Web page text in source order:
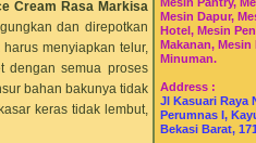
Cream Rasa Markisa
dan direpotkan
menyiapkan telur,
dengan semua proses
bahan bakunya tidak
keras tidak lembut,
Mesin Dapur,
Hotel, Mesin
Makanan, Mesin
Minuman.
Address :
Jl Kasuari Raya
Perumnas I,
Bekasi Barat,